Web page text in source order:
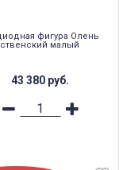
фигура Олень
малый
43 380 руб.